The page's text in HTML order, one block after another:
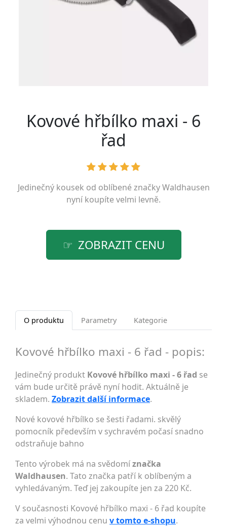
Kovové hřbílko maxi - 6
řad
Jedinečný kousek od oblíbené značkyWaldhausen
nyní koupíte velmi levně.
ZOBRAZIT CENU
O produktu Parametry Kategorie
Kovové hřbílko maxi - 6 řad - popis:
Jedinečný produkt Kovové hřbílko maxi - 6 řad se
vám bude určitě právě nyní hodit. Aktuálně je
skladem. Zobrazit další informace.
Nové kovové hřbílko se šesti řadami. skvělý
pomocník především v sychravém počasí snadno
odstraňuje bahno
Tento výrobek má na svědomíznačka
Waldhausen. Tato značka patří k oblíbeným a
vyhledávaným. Teď jej zakoupíte jen za 220 Kč.
V současnosti Kovové hřbílko maxi - 6 řad koupíte
za velmi výhodnou cenu v tomto e-shopu.